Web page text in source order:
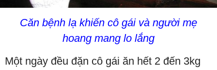
Căn bệnh lạ khiến cô gái và người mẹ
hoang mang lo lắng
Một ngày đều đặn cô gái ăn hết 2 đến 3kg